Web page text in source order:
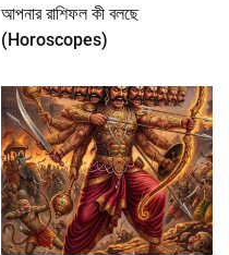
আপনার রাশিফল কী বলছে
(Horoscopes)